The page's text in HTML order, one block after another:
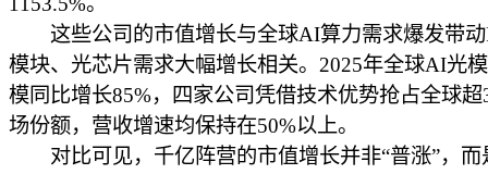
这些公司的市值增长与全球AI算力需求爆发带动
模块、光芯片需求大幅增长相关。2025年全球AI光
模同比增长85%，四家公司凭借技术优势抢占全球超
场份额，营收增速均保持在50%以上。
对比可见，千亿阵营的市值增长并非“普涨”，而